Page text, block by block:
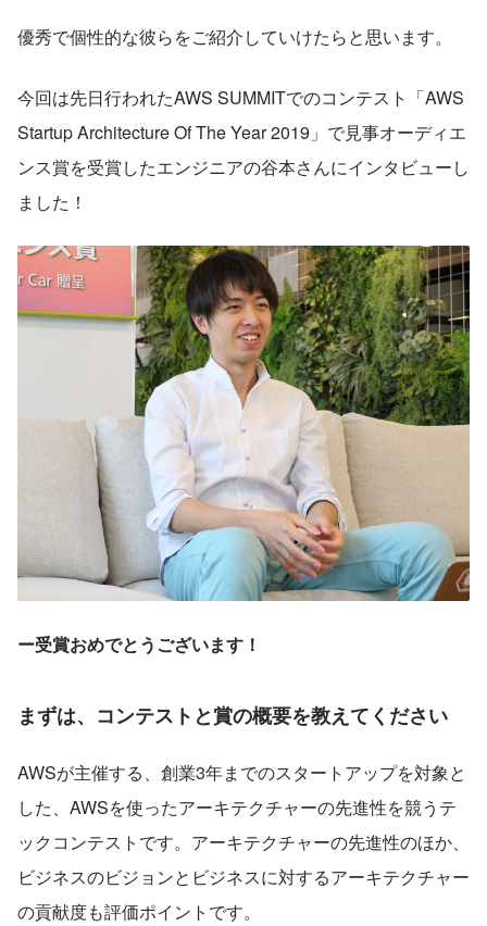
優秀で個性的な彼らをご紹介していけたらと思います。
今回は先日行われたAWS SUMMITでのコンテスト「AWS
Startup Architecture Of The Year 2019」で見事オーディエ
ンス賞を受賞したエンジニアの谷本さんにインタビューし
ました！
ー受賞おめでとうございます！
まずは、コンテストと賞の概要を教えてください
AWSが主催する、創業3年までのスタートアップを対象と
した、AWSを使ったアーキテクチャーの先進性を競うテ
ックコンテストです。アーキテクチャーの先進性のほか、
ビジネスのビジョンとビジネスに対するアーキテクチャー
の貢献度も評価ポイントです。